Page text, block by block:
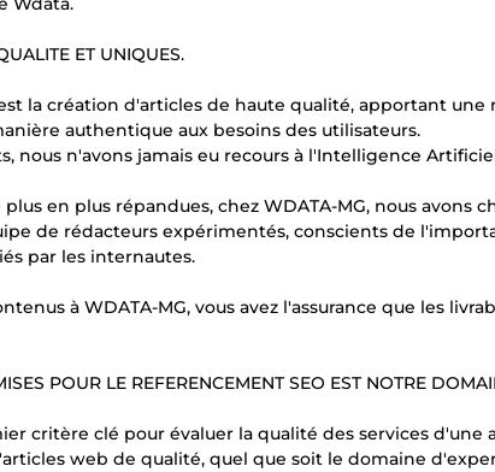
ET UNIQUES.
la création d'articles de haute qualité, apportant une
authentique aux besoins des utilisateurs.
nous n'avons jamais eu recours à l'Intelligence
en plus répandues, chez WDATA-MG, nous avons
de rédacteurs expérimentés, conscients de
par les internautes.
à WDATA-MG, vous avez l'assurance que les
POUR LE REFERENCEMENT SEO EST NOTRE
critère clé pour évaluer la qualité des services d'une
web de qualité, quel que soit le domaine